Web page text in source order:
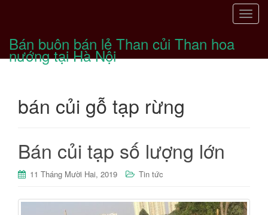
T
g
o
Bán buôn bán lẻ Than củi Than hoa
nướng tại Hà Nội
bán củi gỗ tạp rừng
Bán củi tạp số lượng lớn
11 Tháng Mười Hai, 2019 Tin tức